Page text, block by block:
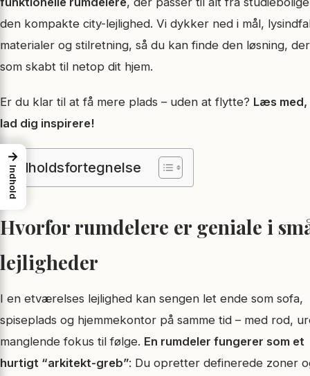
den kompakte city-lejlighed. Vi dykker ned i mål,
materialer og stilretning, så du kan finde den løsning,
som skabt til netop dit hjem.
Er du klar til at få mere plads – uden at flytte? Læs med,
lad dig inspirere!
Indholdsfortegnelse
Hvorfor rumdelere er geniale i
lejligheder
I en etværelses lejlighed kan sengen let ende som sofa,
spiseplads og hjemmekontor på samme tid – med rod,
manglende fokus til følge. En rumdeler fungerer som et
hurtigt “arkitekt-greb”: Du opretter definerede zoner
→
Indhold